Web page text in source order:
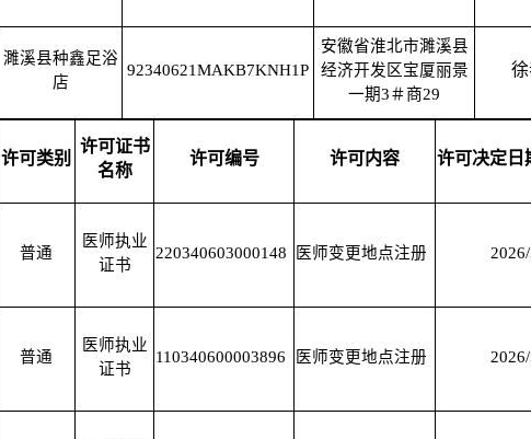
濉溪县种鑫足浴
店
92340621MAKB7KNH1P
安徽省淮北市濉溪县
经济开发区宝厦丽景
一期3＃商29
许可类别
许可证书
名称
许可编号 许可内容 许可决定日
普通
医师执业
证书
220340603000148 医师变更地点注册
普通
医师执业
证书
110340600003896 医师变更地点注册